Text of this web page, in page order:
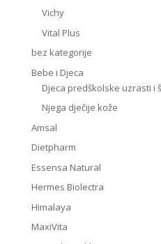
Vichy
Vital Plus
bez kategorije
Bebe i Djeca
Djeca predškolske uzrasti i
Njega dječije kože
Amsal
Dietpharm
Essensa Natural
Hermes Biolectra
Himalaya
MaxiVita